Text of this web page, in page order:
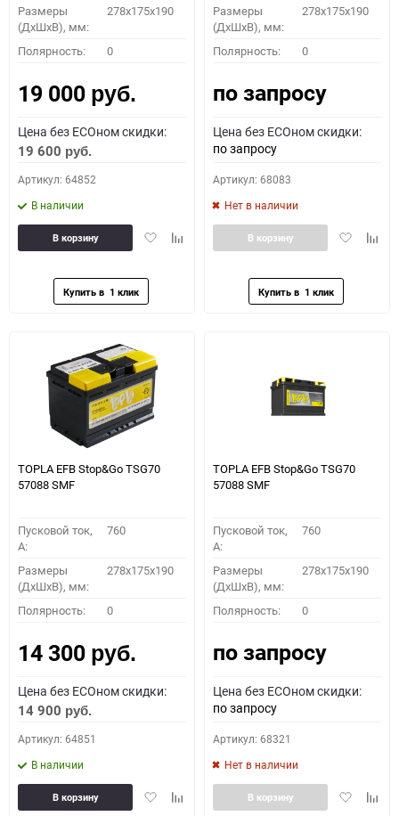
Размеры
(ДхШхВ), мм:
278x175x190
Полярность: 0
19 000 руб.
Цена без ECOном скидки:
19 600 руб.
Артикул: 64852
В наличии
ДобавитьДобавить
В корзину
Размеры
(ДхШхВ), мм:
278x175x190
Полярность: 0
по запросу
Цена без ECOном скидки:
по запросу
Артикул: 68083
Нет в наличии
Добавить
В корзину
TOPLA EFB Stop&Go TSG70
57088 SMF
Пусковой ток,
A:
760
Размеры
(ДхШхВ), мм:
278x175x190
Полярность: 0
14 300 руб.
Цена без ECOном скидки:
14 900 руб.
Артикул: 64851
В наличии
ДобавитьДобавить
В корзину
TOPLA EFB Stop&Go TSG70
57088 SMF
Пусковой ток,
A:
760
Размеры
(ДхШхВ), мм:
278x175x190
Полярность: 0
по запросу
Цена без ECOном скидки:
по запросу
Артикул: 68321
Нет в наличии
Добавить
В корзину